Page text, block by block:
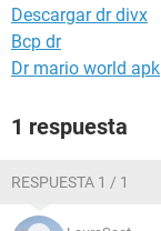
Descargar dr divx
Bcp dr
Dr mario world apk
1 respuesta
RESPUESTA 1 / 1